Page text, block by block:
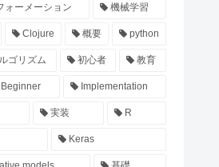
ォーメーション 機械学習
Clojure 概要 python
ゴリズム 初心者 教育
Beginner Implementation
実装 R
Keras